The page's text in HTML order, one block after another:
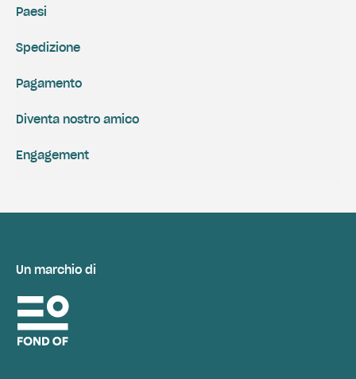
Spedizione
Pagamento
Engagement
Diventa nostro amico
Paesi
Un marchio di